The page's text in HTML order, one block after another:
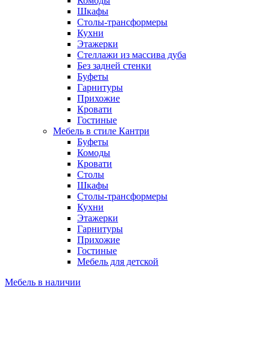
Шкафы
Столы-трансформеры
Кухни
Этажерки
Стеллажи из массива дуба
Без задней стенки
Буфеты
Гарнитуры
Прихожие
Кровати
Гостиные
Мебель в стиле Кантри
Буфеты
Комоды
Кровати
Столы
Шкафы
Столы-трансформеры
Кухни
Этажерки
Гарнитуры
Прихожие
Гостиные
Мебель для детской
Мебель в наличии